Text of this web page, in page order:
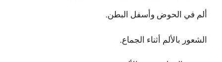
ألم في الحوض وأسفل البطن.
الشعور بالألم أثناء الجماع.